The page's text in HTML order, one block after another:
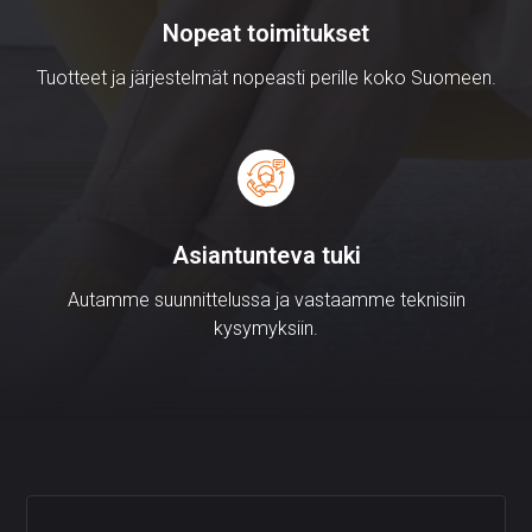
lisätöistä ja niiden laskutuksesta on sovittava
erikseen Aurelian myynnin kanssa.
Nopeat toimitukset
Tuotteet ja järjestelmät nopeasti perille koko Suomeen.
Asiantunteva tuki
Autamme suunnittelussa ja vastaamme teknisiin
kysymyksiin.